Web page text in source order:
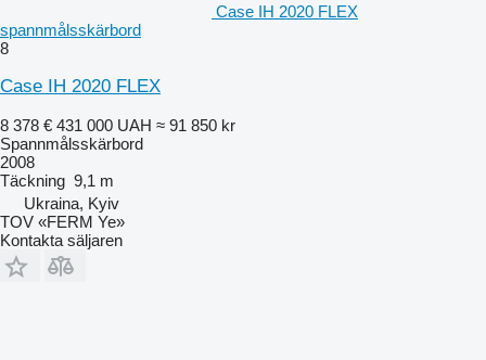
Case IH 2020 FLEX
spannmålsskärbord
8
Case IH 2020 FLEX
8 378 € 431 000 UAH ≈ 91 850 kr
Spannmålsskärbord
2008
Täckning 9,1 m
Ukraina, Kyiv
TOV «FERM Ye»
Kontakta säljaren